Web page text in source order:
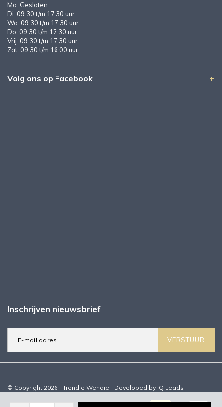
Ma: Gesloten
Di: 09:30 t/m 17:30 uur
Wo: 09:30 t/m 17:30 uur
Do: 09:30 t/m 17:30 uur
Vrij: 09:30 t/m 17:30 uur
Zat: 09:30 t/m 16:00 uur
Volg ons op Facebook
Inschrijven nieuwsbrief
VERSTUUR
© Copyright 2026 - Trendie Wendie - Developed by IQ Leads